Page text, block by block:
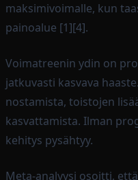
maksimivoimalle, kun
painoalue [1][4].
Voimatreenin ydin on
jatkuvasti kasvava
nostamista, toistojen
kasvattamista. Ilman
kehitys pysähtyy.
Meta-analyysi osoitti,